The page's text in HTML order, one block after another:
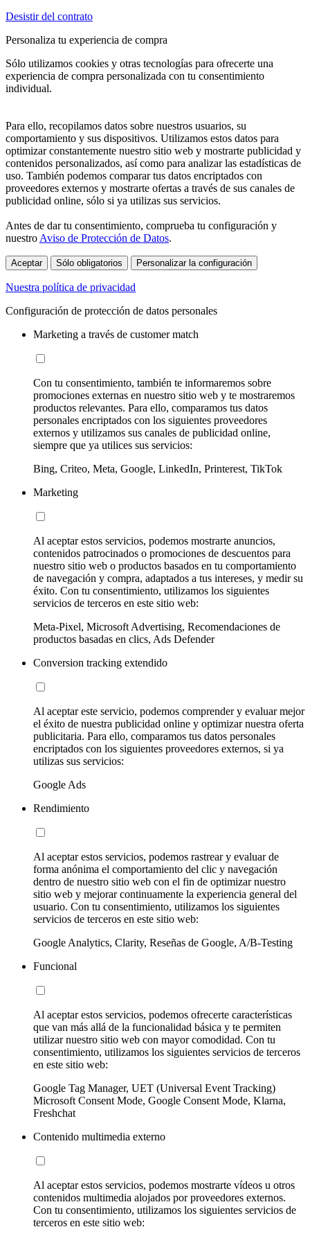
Desistir del contrato
Personaliza tu experiencia de compra
Sólo utilizamos cookies y otras tecnologías para ofrecerte una
experiencia de compra personalizada con tu consentimiento
individual.
Para ello, recopilamos datos sobre nuestros usuarios, su
comportamiento y sus dispositivos. Utilizamos estos datos para
optimizar constantemente nuestro sitio web y mostrarte publicidad y
contenidos personalizados, así como para analizar las estadísticas de
uso. También podemos comparar tus datos encriptados con
proveedores externos y mostrarte ofertas a través de sus canales de
publicidad online, sólo si ya utilizas sus servicios.
Antes de dar tu consentimiento, comprueba tu configuración y
nuestro Aviso de Protección de Datos.
Aceptar Sólo obligatorios Personalizar la configuración
Nuestra política de privacidad
Configuración de protección de datos personales
Marketing a través de customer match
Con tu consentimiento, también te informaremos sobre
promociones externas en nuestro sitio web y te mostraremos
productos relevantes. Para ello, comparamos tus datos
personales encriptados con los siguientes proveedores
externos y utilizamos sus canales de publicidad online,
siempre que ya utilices sus servicios:
Bing, Criteo, Meta, Google, LinkedIn, Printerest, TikTok
Marketing
Al aceptar estos servicios, podemos mostrarte anuncios,
contenidos patrocinados o promociones de descuentos para
nuestro sitio web o productos basados en tu comportamiento
de navegación y compra, adaptados a tus intereses, y medir su
éxito. Con tu consentimiento, utilizamos los siguientes
servicios de terceros en este sitio web:
Meta-Pixel, Microsoft Advertising, Recomendaciones de
productos basadas en clics, Ads Defender
Conversion tracking extendido
Al aceptar este servicio, podemos comprender y evaluar mejor
el éxito de nuestra publicidad online y optimizar nuestra oferta
publicitaria. Para ello, comparamos tus datos personales
encriptados con los siguientes proveedores externos, si ya
utilizas sus servicios:
Google Ads
Rendimiento
Al aceptar estos servicios, podemos rastrear y evaluar de
forma anónima el comportamiento del clic y navegación
dentro de nuestro sitio web con el fin de optimizar nuestro
sitio web y mejorar continuamente la experiencia general del
usuario. Con tu consentimiento, utilizamos los siguientes
servicios de terceros en este sitio web:
Google Analytics, Clarity, Reseñas de Google, A/B-Testing
Funcional
Al aceptar estos servicios, podemos ofrecerte características
que van más allá de la funcionalidad básica y te permiten
utilizar nuestro sitio web con mayor comodidad. Con tu
consentimiento, utilizamos los siguientes servicios de terceros
en este sitio web:
Google Tag Manager, UET (Universal Event Tracking)
Microsoft Consent Mode, Google Consent Mode, Klarna,
Freshchat
Contenido multimedia externo
Al aceptar estos servicios, podemos mostrarte vídeos u otros
contenidos multimedia alojados por proveedores externos.
Con tu consentimiento, utilizamos los siguientes servicios de
terceros en este sitio web: